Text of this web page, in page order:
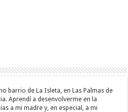
barrio de La Isleta, en Las Palmas de
Aprendí a desenvolverme en la
a mi madre y, en especial, a mi